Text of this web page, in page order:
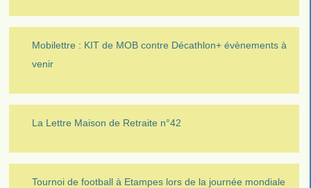
Mobilettre : KIT de MOB contre Décathlon+ évènements à
venir
La Lettre Maison de Retraite n°42
Tournoi de football à Etampes lors de la journée mondiale